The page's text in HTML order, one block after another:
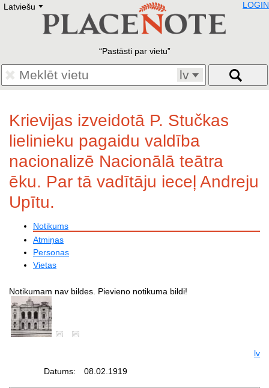
Latviešu E
Deutsch
Francais
Polski
Eestikeelne
LOGIN
Pastāsti par vietu
lv
Krievijas izveidotā P. Stučkas
lielinieku pagaidu valdība
nacionalizē Nacionālā teātra
ēku. Par tā vadītāju ieceļ Andreju
Upītu.
Notikums
Atmiņas
Personas
Vietas
Notikumam nav bildes. Pievieno notikuma bildi!
lv
Datums:
08.02.1919